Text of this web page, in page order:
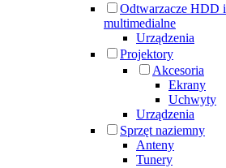
Odtwarzacze HDD i
multimedialne
Urządzenia
Projektory
Akcesoria
Ekrany
Uchwyty
Urządzenia
Sprzęt naziemny
Anteny
Tunery